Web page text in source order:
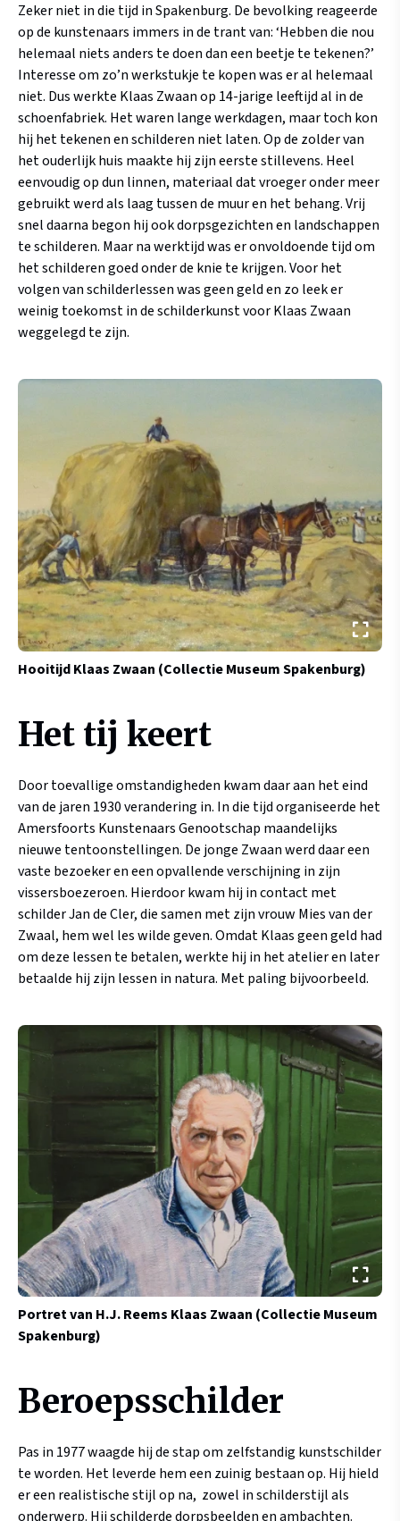
Zeker niet in die tijd in Spakenburg. De bevolking reageerde
op de kunstenaars immers in de trant van: ‘Hebben die nou
helemaal niets anders te doen dan een beetje te tekenen?’
Interesse om zo’n werkstukje te kopen was er al helemaal
niet. Dus werkte Klaas Zwaan op 14-jarige leeftijd al in de
schoenfabriek. Het waren lange werkdagen, maar toch kon
hij het tekenen en schilderen niet laten. Op de zolder van
het ouderlijk huis maakte hij zijn eerste stillevens. Heel
eenvoudig op dun linnen, materiaal dat vroeger onder meer
gebruikt werd als laag tussen de muur en het behang. Vrij
snel daarna begon hij ook dorpsgezichten en landschappen
te schilderen. Maar na werktijd was er onvoldoende tijd om
het schilderen goed onder de knie te krijgen. Voor het
volgen van schilderlessen was geen geld en zo leek er
weinig toekomst in de schilderkunst voor Klaas Zwaan
weggelegd te zijn.
HooitijdKlaas Zwaan (Collectie Museum Spakenburg)
Het tij keert
Door toevallige omstandigheden kwam daar aan het eind
van de jaren 1930 verandering in. In die tijd organiseerde het
Amersfoorts Kunstenaars Genootschap maandelijks
nieuwe tentoonstellingen. De jonge Zwaan werd daar een
vaste bezoeker en een opvallende verschijning in zijn
vissersboezeroen. Hierdoor kwam hij in contact met
schilder Jan de Cler, die samen met zijn vrouw Mies van der
Zwaal, hem wel les wilde geven. Omdat Klaas geen geld had
om deze lessen te betalen, werkte hij in het atelier en later
betaalde hij zijn lessen in natura. Met paling bijvoorbeeld.
Portret van H.J. Reems Klaas Zwaan (Collectie Museum
Spakenburg)
Beroepsschilder
Pas in 1977 waagde hij de stap om zelfstandig kunstschilder
te worden. Het leverde hem een zuinig bestaan op. Hij hield
er een realistische stijl op na, zowel in schilderstijl als
onderwerp. Hij schilderde dorpsbeelden en ambachten.